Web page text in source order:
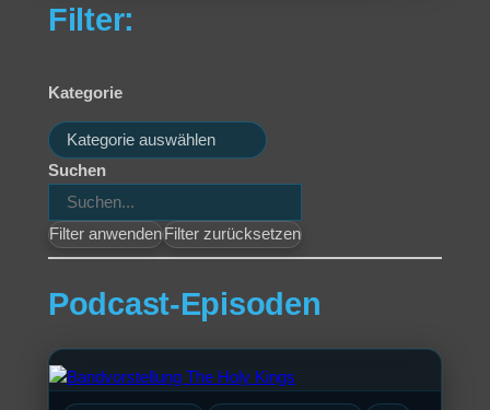
Filter:
Kategorie
Kategorien
Suchen
Filter anwenden Filter zurücksetzen
Podcast-Episoden